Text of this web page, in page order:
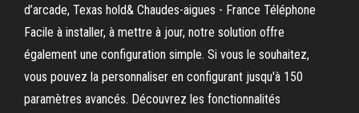
d’arcade, Texas hold& Chaudes-aigues - France Téléphone
Facile à installer, à mettre à jour, notre solution offre
également une configuration simple. Si vous le souhaitez,
vous pouvez la personnaliser en configurant jusqu'à 150
paramètres avancés. Découvrez les fonctionnalités